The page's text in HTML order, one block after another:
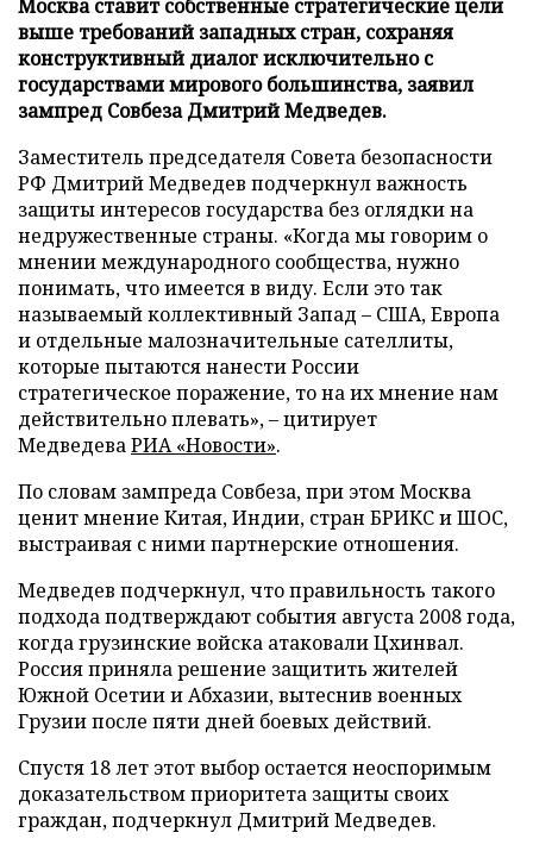
Москва ставит собственные стратегические цели
выше требований западных стран, сохраняя
конструктивный диалог исключительно с
государствами мирового большинства, заявил
зампред Совбеза Дмитрий Медведев.
Заместитель председателя Совета безопасности
РФ Дмитрий Медведев подчеркнул важность
защиты интересов государства без оглядки на
недружественные страны. «Когда мы говорим о
мнении международного сообщества, нужно
понимать, что имеется в виду. Если это так
называемый коллективный Запад – США, Европа
и отдельные малозначительные сателлиты,
которые пытаются нанести России
стратегическое поражение, то на их мнение нам
действительно плевать», – цитирует
МедведеваРИА «Новости».
По словам зампреда Совбеза, при этом Москва
ценит мнение Китая, Индии, стран БРИКС и ШОС,
выстраивая с ними партнерские отношения.
Медведев подчеркнул, что правильность такого
подхода подтверждают события августа 2008 года,
когда грузинские войска атаковали Цхинвал.
Россия приняла решение защитить жителей
Южной Осетии и Абхазии, вытеснив военных
Грузии после пяти дней боевых действий.
Спустя 18 лет этот выбор остается неоспоримым
доказательством приоритета защиты своих
граждан, подчеркнул Дмитрий Медведев.